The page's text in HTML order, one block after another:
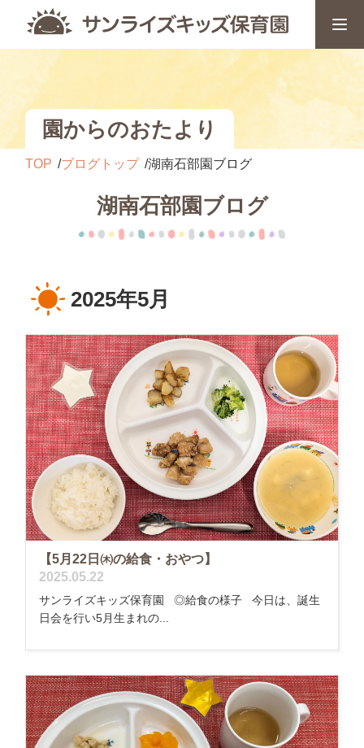
園からのおたより
TOP ブログトップ 湖南石部園ブログ
湖南石部園ブログ
2025年5月
【5月22日㈭の給食・おやつ】
2025.05.22
サンライズキッズ保育園 ◎給食の様子 今日は、誕生
日会を行い5月生まれの...